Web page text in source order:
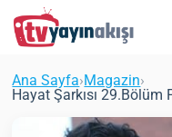
Ana Sayfa›Magazin›
Hayat Şarkısı 29.Bölüm